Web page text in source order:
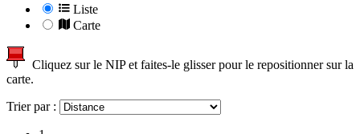
Liste
Carte
Cliquez sur le NIP et faites-le glisser pour le repositionner sur la
carte.
Trier par :